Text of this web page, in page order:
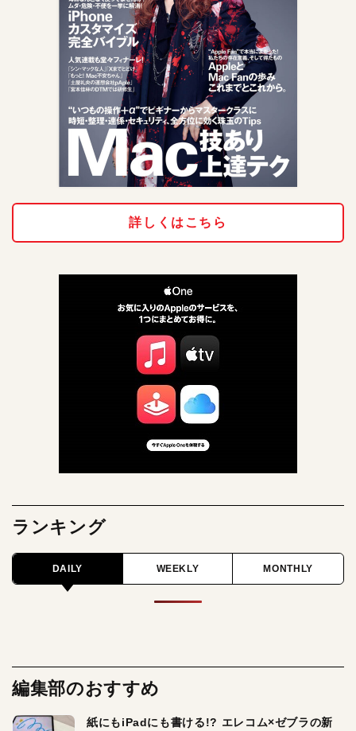
詳しくはこちら
ランキング
DAILY WEEKLY MONTHLY
編集部のおすすめ
紙にもiPadにも書ける!? エレコム×ゼブラの新